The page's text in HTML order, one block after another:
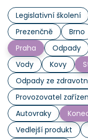
Legislativní školení
Prezenčně
Brno
Praha
Odpady
Vody
Kovy
Odpady ze
Provozovatel
Autovraky
Vedlejší produkt